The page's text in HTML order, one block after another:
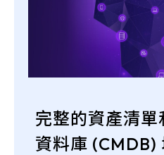
完整的資產清
資料庫 (CMDB)